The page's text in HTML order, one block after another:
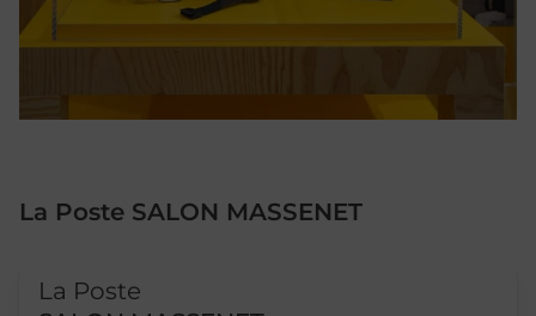
La Poste SALON MASSENET
La Poste